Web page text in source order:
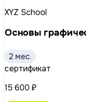
XYZ School
Основы
2 мес.
сертификат
15 600 ₽